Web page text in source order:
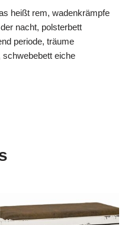
heißt rem, wadenkrämpfe
nacht, polsterbett
periode, träume
schwebebett eiche